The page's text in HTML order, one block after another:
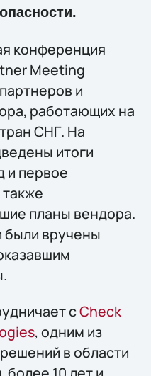
конференция
Meeting
и
работающих на
СНГ. На
итоги
и первое
также
планы вендора.
были вручены
сCheck
, одним из
в области